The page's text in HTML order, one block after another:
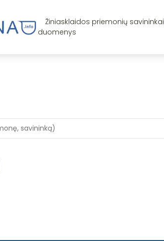
Žiniasklaidos priemonių savininkai
duomenys